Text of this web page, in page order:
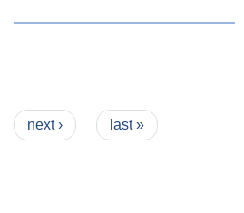
next › last »